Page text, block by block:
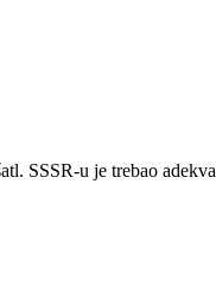
SSSR-u je trebao